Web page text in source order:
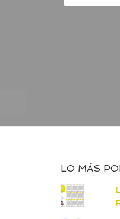
LO MÁS